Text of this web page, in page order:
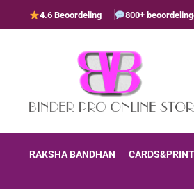
4.6 Beoordeling 800+
RAKSHA BANDHAN